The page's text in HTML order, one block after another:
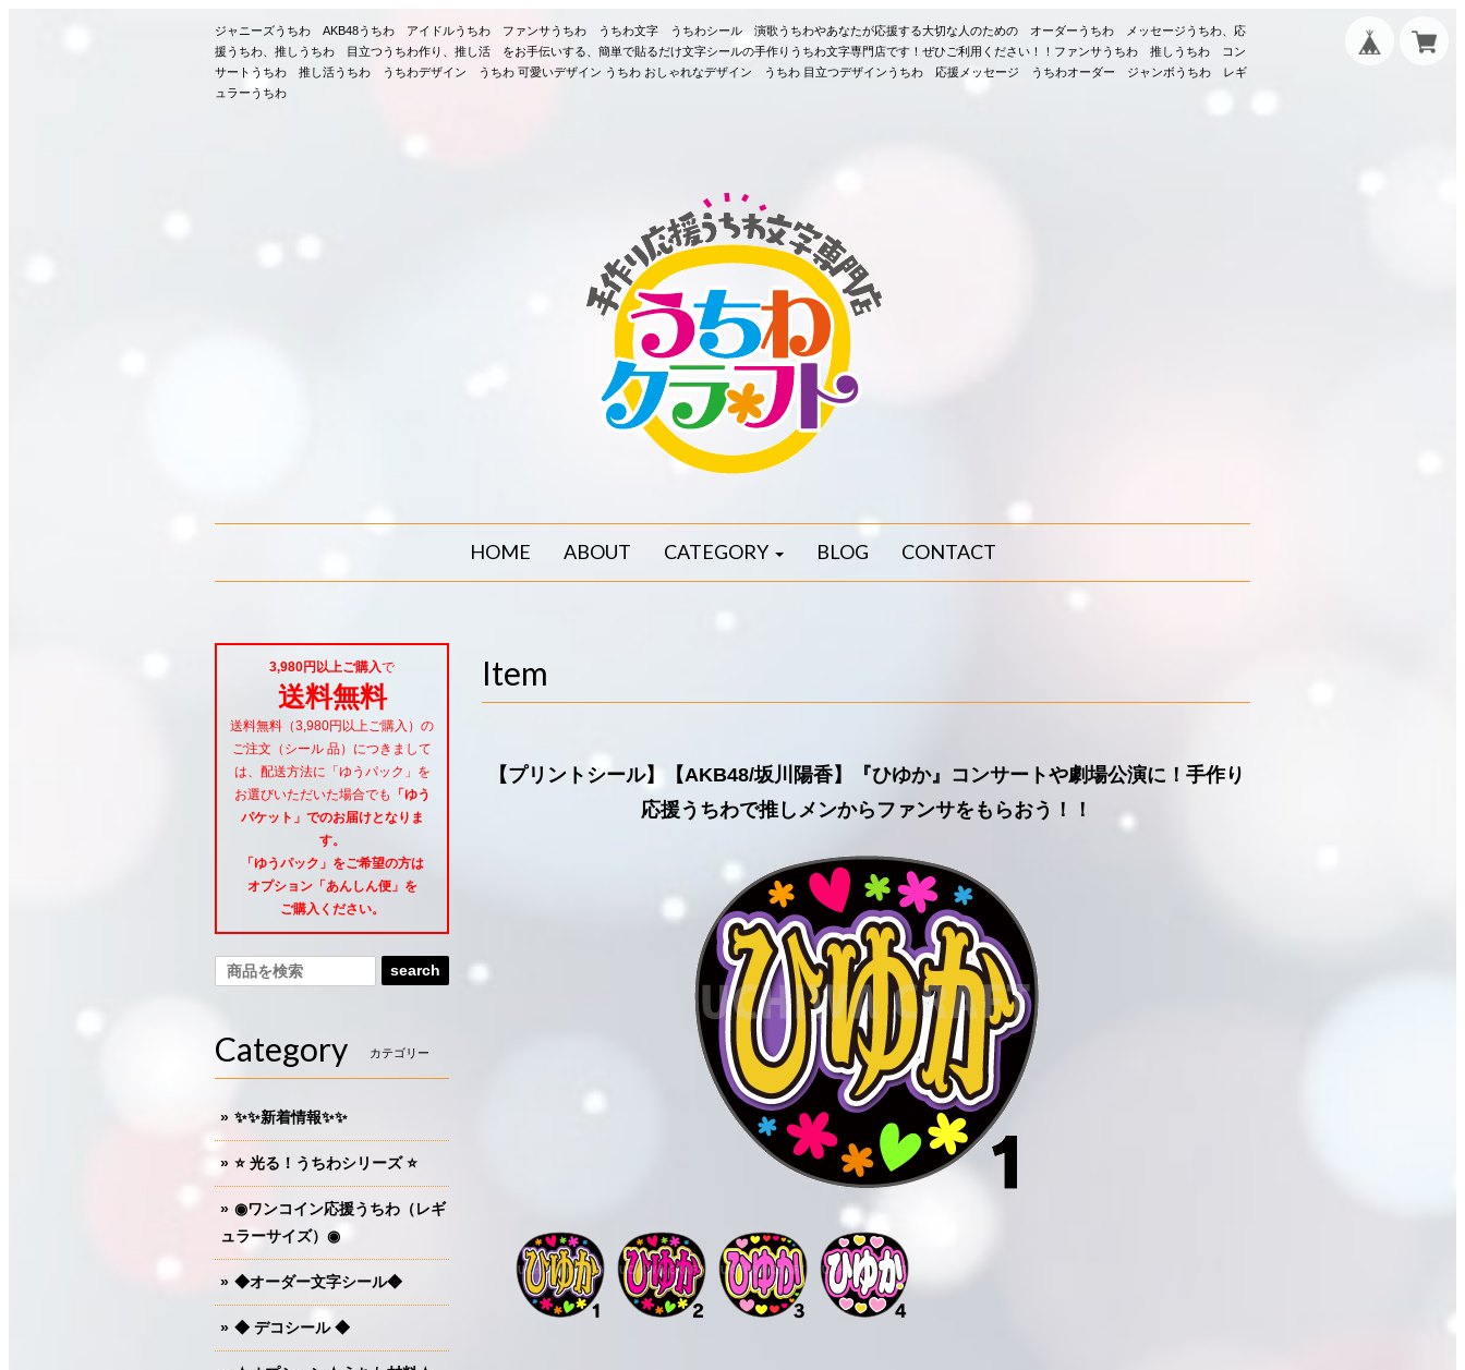
ジャニーズうちわ AKB48うちわ アイドルうちわ ファンサうちわ うちわ文字 うちわシール 演歌うちわやあなたが応援する大切な人のための オーダーうちわ メッセージうちわ、応
援うちわ、推しうちわ 目立つうちわ作り、推し活 をお手伝いする、簡単で貼るだけ文字シールの手作りうちわ文字専門店です！ぜひご利用ください！！ファンサうちわ 推しうちわ コン
サートうちわ 推し活うちわ うちわデザイン うちわ 可愛いデザイン うちわ おしゃれなデザイン うちわ 目立つデザインうちわ 応援メッセージ うちわオーダー ジャンボうちわ レギ
ュラーうちわ
HOME ABOUT CATEGORY BLOG CONTACT
Item
【プリントシール】【AKB48/坂川陽香】『ひゆか』コンサートや劇場公演に！手作り
応援うちわで推しメンからファンサをもらおう！！
3,980円以上ご購入で
送料無料
送料無料（3,980円以上ご購入）の
ご注文（シール 品）につきまして
は、配送方法に「ゆうパック」を
お選びいただいた場合でも
「ゆう
パケット」でのお届けとなりま
す。
「ゆうパック」をご希望の方は
オプション「あんしん便」 を
ご購入ください。
search
Category カテゴリー
✨✨新着情報✨✨
⭐️ 光る！うちわシリーズ ⭐️
◉ワンコイン応援うちわ（レギ
ュラーサイズ）◉
◆オーダー文字シール◆
◆ デコシール ◆